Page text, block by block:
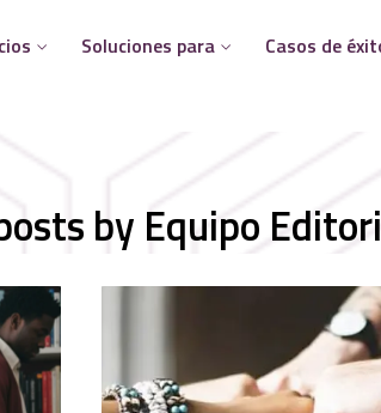
Soluciones para Casos de
by Equipo